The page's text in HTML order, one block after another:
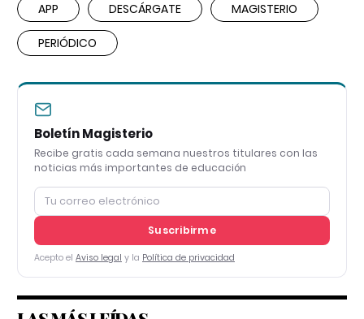
APP DESCÁRGATE MAGISTERIO
PERIÓDICO
Boletín Magisterio
Recibe gratis cada semana nuestros titulares con las
noticias más importantes de educación
Suscribirme
Acepto el Aviso legal y la Política de privacidad